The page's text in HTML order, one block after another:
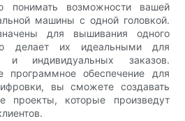
понимать возможности вашей
машины с одной головкой.
для вышивания одного
делает их идеальными для
и индивидуальных заказов.
программное обеспечение для
вы сможете создавать
проекты, которые произведут